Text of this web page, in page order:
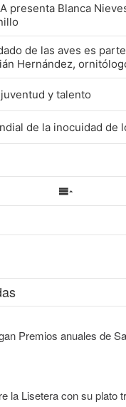
presenta Blanca
de las aves es
Hernández,
y talento
de la inocuidad de
Show
Episodes
Premios anuales de
la Lisetera con su plato